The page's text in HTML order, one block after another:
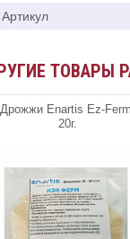
Артикул
ТОВАРЫ
Дрожжи Enartis Ez-
20г.